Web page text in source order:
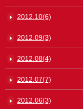
2012.10(6)
2012.09(3)
2012.08(4)
2012.07(7)
2012.06(3)